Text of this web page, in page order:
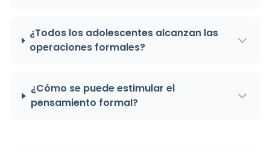
¿Todos los adolescentes alcanzan las
operaciones formales?
¿Cómo se puede estimular el
pensamiento formal?